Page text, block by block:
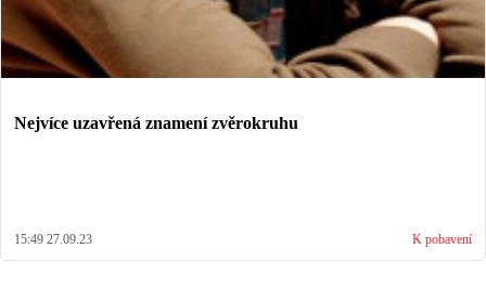
Nejvíce uzavřená znamení zvěrokruhu
15:49 27.09.23 K pobavení